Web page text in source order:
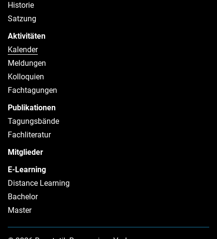
Historie
Satzung
Aktivitäten
Kalender
Meldungen
Kolloquien
Fachtagungen
Publikationen
Tagungsbände
Fachliteratur
Mitglieder
E-Learning
Distance Learning
Bachelor
Master